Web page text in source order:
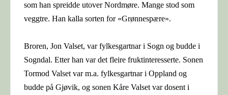
som han spreidde utover Nordmøre. Mange stod som
veggtre. Han kalla sorten for «Grønnespære».
Broren, Jon Valset, var fylkesgartnar i Sogn og budde i
Sogndal. Etter han var det fleire fruktinteresserte. Sonen
Tormod Valset var m.a. fylkesgartnar i Oppland og
budde på Gjøvik, og sonen Kåre Valset var dosent i